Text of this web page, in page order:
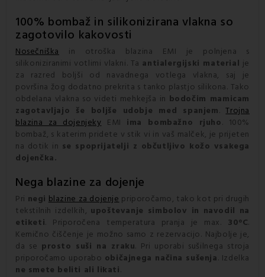
100% bombaž in silikonizirana vlakna so
zagotovilo kakovosti
Nosečniška
in otroška blazina EMI je polnjena s
silikoniziranimi votlimi vlakni. Ta antialergijski material je
za razred boljši od navadnega votlega vlakna, saj je
površina žog dodatno prekrita s tanko plastjo silikona. Tako
obdelana vlakna so videti mehkejša in bodočim mamicam
zagotavljajo še boljše udobje med spanjem.Trojna
blazina za dojenjekyEMI ima bombažno rjuho. 100%
bombaž, s katerim pridete v stik vi in vaš malček, je prijeten
na dotik in se spoprijatelji z občutljivo kožo vsakega
dojenčka.
Nega blazine za dojenje
Pri negi blazine za dojenjepriporočamo, tako kot pri drugih
tekstilnih izdelkih, upoštevanje simbolov in navodil na
etiketi. Priporočena temperatura pranja je max. 30°C.
Kemično čiščenje je možno samo z rezervacijo. Najbolje je,
da se prosto suši na zraku. Pri uporabi sušilnega stroja
priporočamo uporabo običajnega načina sušenja. Izdelka
ne smete beliti ali likati.